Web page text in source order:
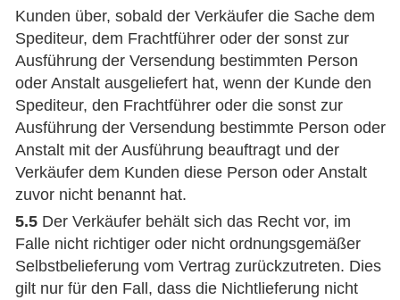
Kunden über, sobald der Verkäufer die Sache dem
Spediteur, dem Frachtführer oder der sonst zur
Ausführung der Versendung bestimmten Person
oder Anstalt ausgeliefert hat, wenn der Kunde den
Spediteur, den Frachtführer oder die sonst zur
Ausführung der Versendung bestimmte Person oder
Anstalt mit der Ausführung beauftragt und der
Verkäufer dem Kunden diese Person oder Anstalt
zuvor nicht benannt hat.
5.5 Der Verkäufer behält sich das Recht vor, im
Falle nicht richtiger oder nicht ordnungsgemäßer
Selbstbelieferung vom Vertrag zurückzutreten. Dies
gilt nur für den Fall, dass die Nichtlieferung nicht